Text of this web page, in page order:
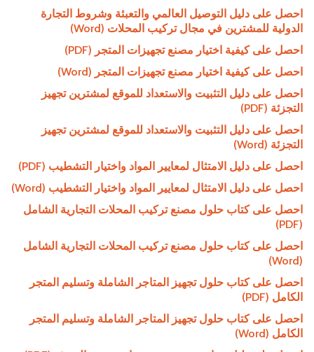
احصل على دليل التوصيل العالمي والتعبئة وشروط التجارة
الدولية للمشترين في مجال تركيب المحلات (Word)
احصل على كيفية اختيار مصنع تجهيزات المتجر (PDF)
احصل على كيفية اختيار مصنع تجهيزات المتجر (Word)
احصل على دليل التثبيت والاستعداد للموقع لمشترين تجهيز
التجزئة (PDF)
احصل على دليل التثبيت والاستعداد للموقع لمشترين تجهيز
التجزئة (Word)
احصل على دليل الامتثال لمعايير المواد واختيار التشطيب (PDF)
احصل على دليل الامتثال لمعايير المواد واختيار التشطيب (Word)
احصل على كتاب حلول مصنع تركيب المحلات التجارية الشامل
(PDF)
احصل على كتاب حلول مصنع تركيب المحلات التجارية الشامل
(Word)
احصل على كتاب حلول تجهيز المتاجر الشاملة وتسليم المتجر
الكامل (PDF)
احصل على كتاب حلول تجهيز المتاجر الشاملة وتسليم المتجر
الكامل (Word)